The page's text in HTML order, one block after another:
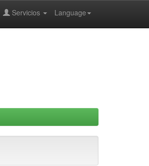
Language
Servicios